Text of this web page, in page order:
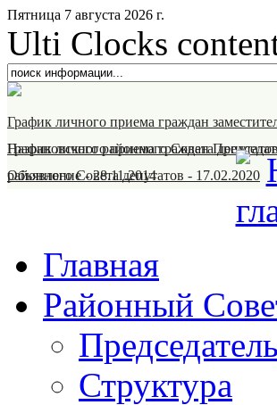
Пятница 7 августа 2026 г.
Ulti Clocks
График личного приема граждан
Назрановского районного Совета
График личного приема граждан
районного Совета депутатов - 17.02.2020
Объявление-28.11.2014
Главная
Районный
Председатель
Структура